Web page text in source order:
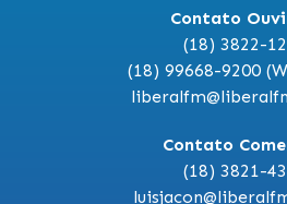
Contato
(18) 3822-
(18) 99668-9200
Contato
(18) 3821-